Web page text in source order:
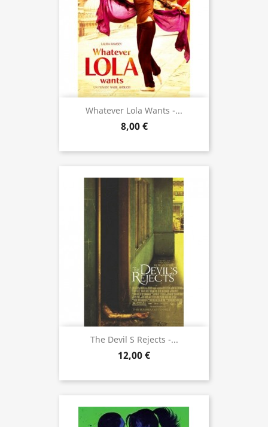
Whatever Lola Wants -...
8,00 €
The Devil S Rejects -...
12,00 €